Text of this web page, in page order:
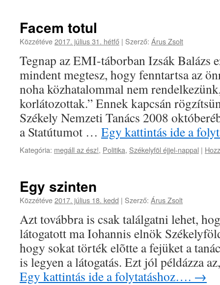
Facem totul
Közzétéve2017. július 31. hétfő | Szerző: Árus Zsolt
Tegnap az EMI-táborban Izsák Balázs
mindent megtesz, hogy fenntartsa az
noha közhatalommal nem
korlátozottak.” Ennek kapcsán
Székely Nemzeti Tanács 2008
a Statútumot … Egy kattintás ide a
Kategória: megáll az ész!, Politika, Székelyföl éjjel-nappal |
Egy szinten
Közzétéve2017. július 18. kedd | Szerző: Árus Zsolt
Azt továbbra is csak találgatni lehet,
látogatott ma Iohannis elnök
hogy sokat törték elõtte a fejüket a
is legyen a látogatás. Ezt jól példázza
Egy kattintás ide a folytatáshoz…. →